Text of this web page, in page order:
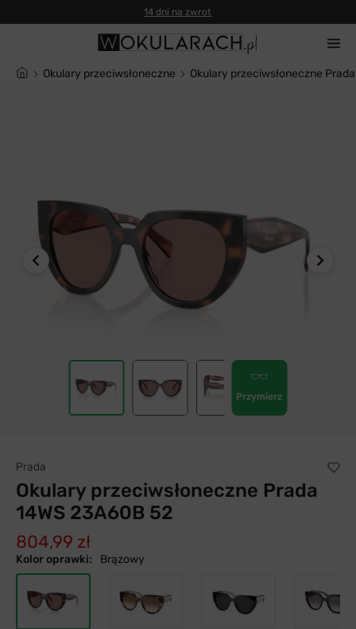
14 dni na zwrot
Okulary przeciwsłoneczne Okulary przeciwsłoneczne
Przymierz
Prada
Okulary przeciwsłoneczne Prada
14WS 23A60B 52
804,99 zł
Kolor oprawki: Brązowy